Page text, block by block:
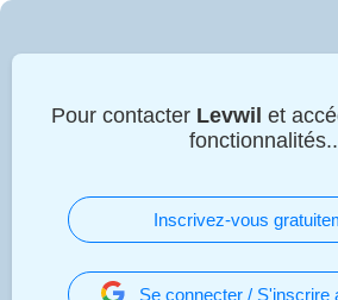
Pour contacter Levwil et
Inscrivez-vous
Se connecter / S'inscrire